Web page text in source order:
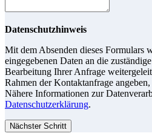
Datenschutzhinweis
Mit dem Absenden dieses Formulars
eingegebenen Daten an die
Bearbeitung Ihrer Anfrage
Rahmen der Kontaktanfrage
Nähere Informationen zur
Datenschutzerklärung.
Nächster Schritt